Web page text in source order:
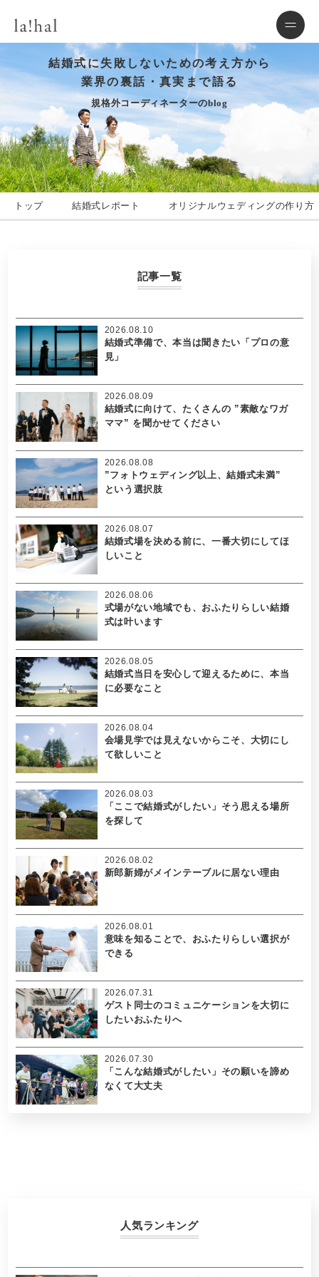
結婚式に失敗しないための考え方から
業界の裏話・真実まで語る
規格外コーディネーターのblog
トップ 結婚式レポート オリジナルウェディングの作り方
記事一覧
結婚式準備で、本当は聞きたい「プロの意
見」
2026.08.10
結婚式に向けて、たくさんの ”素敵なワガ
ママ” を聞かせてください
2026.08.09
”フォトウェディング以上、結婚式未満”
という選択肢
2026.08.08
結婚式場を決める前に、一番大切にしてほ
しいこと
2026.08.07
式場がない地域でも、おふたりらしい結婚
式は叶います
2026.08.06
結婚式当日を安心して迎えるために、本当
に必要なこと
2026.08.05
会場見学では見えないからこそ、大切にし
て欲しいこと
2026.08.04
「ここで結婚式がしたい」そう思える場所
を探して
2026.08.03
新郎新婦がメインテーブルに居ない理由
2026.08.02
意味を知ることで、おふたりらしい選択が
できる
2026.08.01
ゲスト同士のコミュニケーションを大切に
したいおふたりへ
2026.07.31
「こんな結婚式がしたい」その願いを諦め
なくて大丈夫
2026.07.30
人気ランキング